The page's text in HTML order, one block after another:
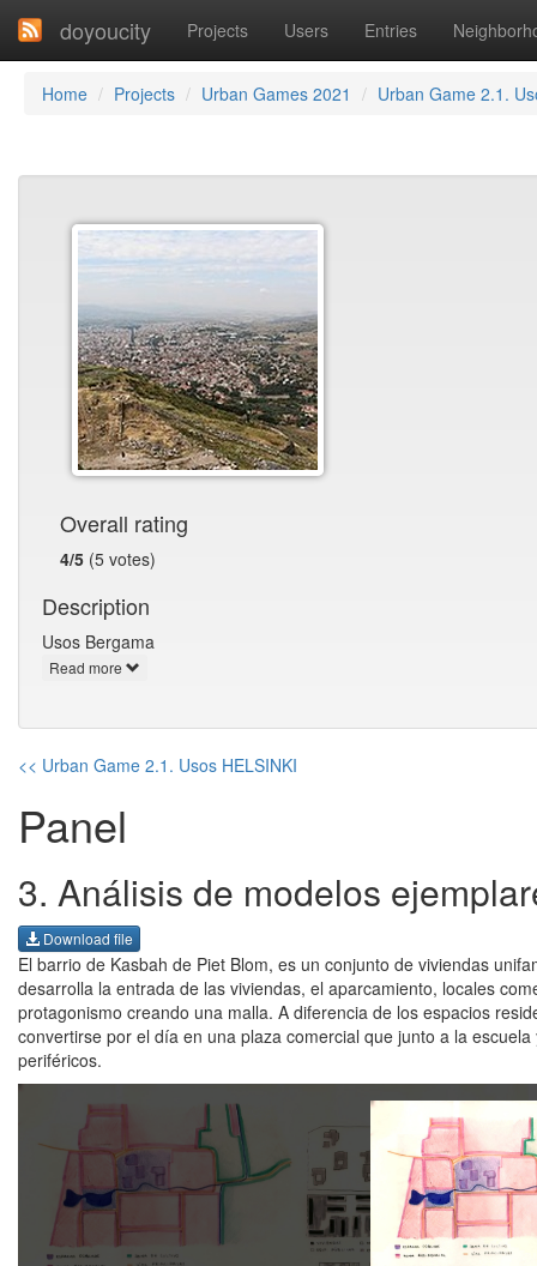
doyoucity Projects Users Entries
Home Projects Urban Games 2021 Urban Game 2.1.
Overall rating
4/5 (5 votes)
Description
Usos Bergama
Read more
<< Urban Game 2.1. Usos HELSINKI
Panel
3. Análisis de modelos
Download file
El barrio de Kasbah de Piet Blom, es un conjunto de viviendas
desarrolla la entrada de las viviendas, el aparcamiento, locales
protagonismo creando una malla. A diferencia de los espacios
convertirse por el día en una plaza comercial que junto a la
periféricos.